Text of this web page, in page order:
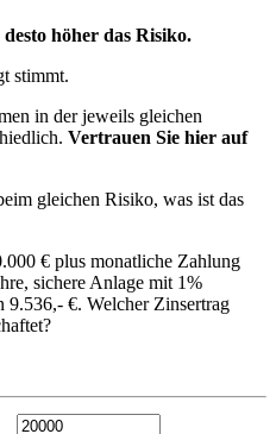
höher das Risiko.
stimmt.
in der jeweils gleichen
Vertrauen Sie hier auf
gleichen Risiko, was ist das
€ plus monatliche Zahlung
sichere Anlage mit 1%
9.536,- €. Welcher Zinsertrag